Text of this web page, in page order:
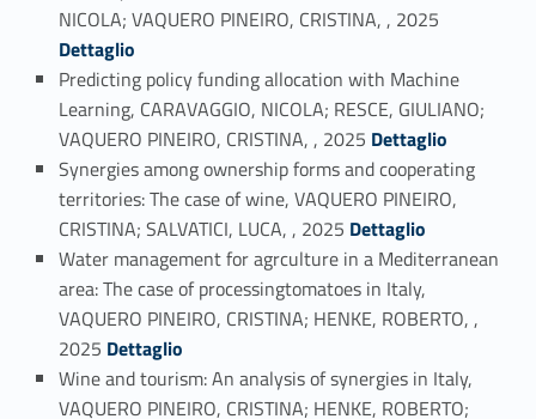
NICOLA; VAQUERO PINEIRO, CRISTINA, , 2025
Dettaglio
Predicting policy funding allocation with Machine
Learning, CARAVAGGIO, NICOLA; RESCE, GIULIANO;
VAQUERO PINEIRO, CRISTINA, , 2025 Link identifier #identifier_person_157285-4Dettaglio
Synergies among ownership forms and cooperating
territories: The case of wine, VAQUERO PINEIRO,
CRISTINA; SALVATICI, LUCA, , 2025 Link identifier #identifier_person_135897-5Dettaglio
Water management for agrculture in a Mediterranean
area: The case of processingtomatoes in Italy,
VAQUERO PINEIRO, CRISTINA; HENKE, ROBERTO, ,
2025 Link identifier #identifier_person_161498-6Dettaglio
Wine and tourism: An analysis of synergies in Italy,
VAQUERO PINEIRO, CRISTINA; HENKE, ROBERTO;